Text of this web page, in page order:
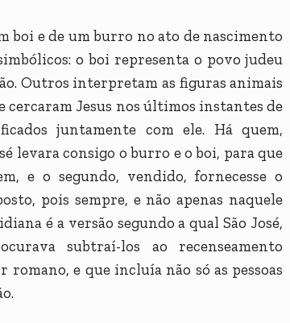
boi e de um burro no ato de nascimento
o boi representa o povo judeu
Outros interpretam as figuras animais
cercaram Jesus nos últimos instantes de
juntamente com ele. Há quem,
levara consigo o burro e o boi, para que
e o segundo, vendido, fornecesse o
pois sempre, e não apenas naquele
é a versão segundo a qual São José,
subtraí-los ao recenseamento
e que incluía não só as pessoas